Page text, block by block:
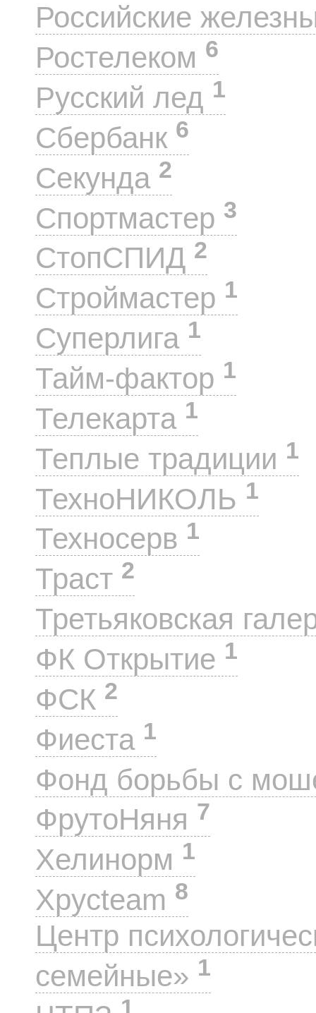
Российские
Ростелеком 6
Русский лед 1
Сбербанк 6
Секунда 2
Спортмастер 3
СтопСПИД 2
Строймастер 1
Суперлига 1
Тайм-фактор 1
Телекарта 1
Теплые традиции 1
ТехноНИКОЛЬ 1
Техносерв 1
Траст 2
Третьяковская
ФК Открытие 1
ФСК 2
Фиеста 1
Фонд борьбы с
ФрутоНяня 7
Хелинорм 1
Хрусteam 8
Центр
семейные» 1
1